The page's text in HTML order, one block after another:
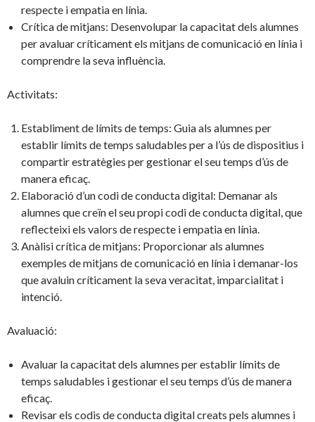
respecte i empatia en línia.
Crítica de mitjans: Desenvolupar la capacitat dels alumnes
per avaluar críticament els mitjans de comunicació en línia i
comprendre la seva influència.
Activitats:
Establiment de límits de temps: Guia als alumnes per
establir límits de temps saludables per a l’ús de dispositius i
compartir estratègies per gestionar el seu temps d’ús de
manera eficaç.
Elaboració d’un codi de conducta digital: Demanar als
alumnes que creïn el seu propi codi de conducta digital, que
reflecteixi els valors de respecte i empatia en línia.
Anàlisi crítica de mitjans: Proporcionar als alumnes
exemples de mitjans de comunicació en línia i demanar-los
que avaluin críticament la seva veracitat, imparcialitat i
intenció.
Avaluació:
Avaluar la capacitat dels alumnes per establir límits de
temps saludables i gestionar el seu temps d’ús de manera
eficaç.
Revisar els codis de conducta digital creats pels alumnes i